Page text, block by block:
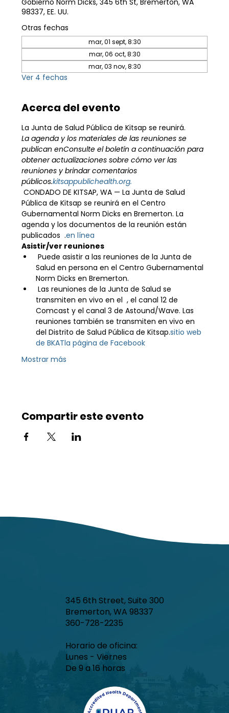
Gobierno Norm Dicks, 345 6th St, Bremerton, WA
98337, EE. UU.
Otras fechas
mar, 01 sept, 8:30
mar, 06 oct, 8:30
mar, 03 nov, 8:30
Ver 4 fechas
Acerca del evento
La Junta de Salud Pública de Kitsap se reunirá.
La agenda y los materiales de las reuniones se
publican enConsulte el boletín a continuación para
obtener actualizaciones sobre cómo ver las
reuniones y brindar comentarios
públicos.kitsappublichealth.org.
CONDADO DE KITSAP, WA — La Junta de Salud
Pública de Kitsap se reunirá en el Centro
Gubernamental Norm Dicks en Bremerton. La
agenda y los documentos de la reunión están
publicados .en línea
Asistir/ver reuniones
Puede asistir a las reuniones de la Junta de
Salud en persona en el Centro Gubernamental
Norm Dicks en Bremerton.
Las reuniones de la Junta de Salud se
transmiten en vivo en el , el canal 12 de
Comcast y el canal 3 de Astound/Wave. Las
reuniones también se transmiten en vivo en
del Distrito de Salud Pública de Kitsap.sitio web
de BKATla página de Facebook
Mostrar más
Compartir este evento
345 6th Street, Suite 300
Bremerton, WA 98337
360-728-2235
Horario de oficina:
Lunes - Viernes
De 9 a 16 horas